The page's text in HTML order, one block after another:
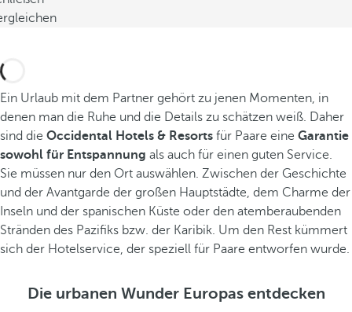
Ein Urlaub mit dem Partner gehört zu jenen Momenten, in
denen man die Ruhe und die Details zu schätzen weiß. Daher
sind die Occidental Hotels & Resorts für Paare eine Garantie
sowohl für Entspannung als auch für einen guten Service.
Sie müssen nur den Ort auswählen. Zwischen der Geschichte
und der Avantgarde der großen Hauptstädte, dem Charme der
Inseln und der spanischen Küste oder den atemberaubenden
Stränden des Pazifiks bzw. der Karibik. Um den Rest kümmert
sich der Hotelservice, der speziell für Paare entworfen wurde.
Die urbanen Wunder Europas entdecken